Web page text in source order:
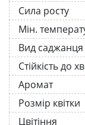
Сила росту
Мін.
Вид саджанця
Стійкість до
Аромат
Розмір квітки
Цвітіння